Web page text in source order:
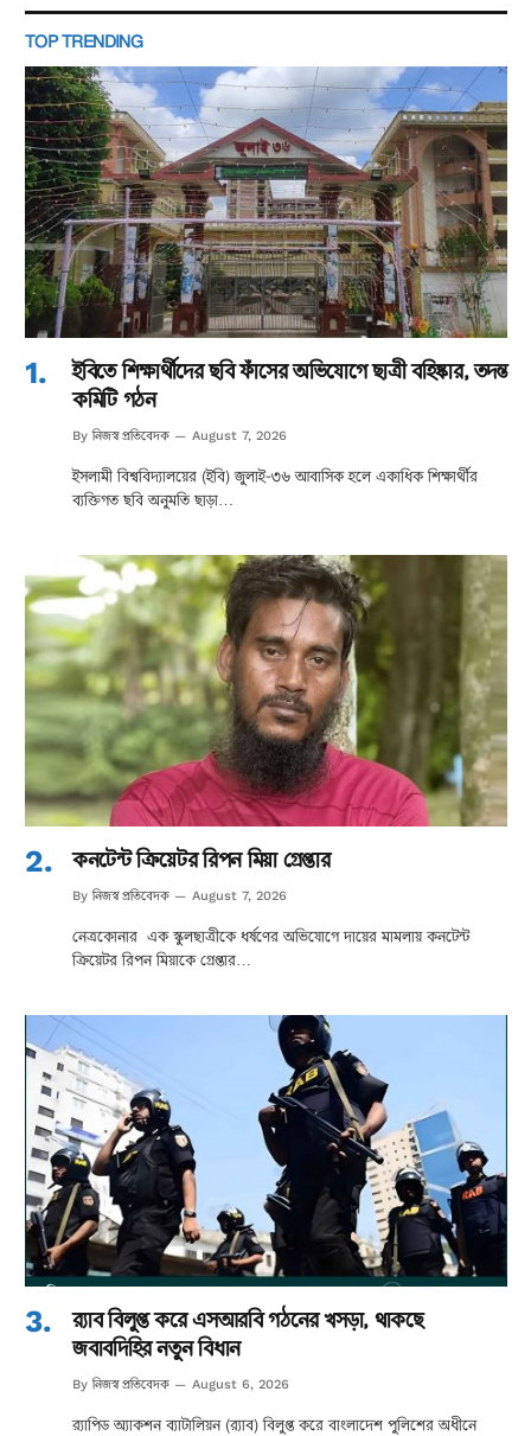
TOP TRENDING
ইবিতে শিক্ষার্থীদের ছবি ফাঁসের অভিযোগে ছাত্রী বহিষ্কার, তদন্ত
কমিটি গঠন
By নিজস্ব প্রতিবেদক August 7, 2026
ইসলামী বিশ্ববিদ্যালয়ের (ইবি) জুলাই-৩৬ আবাসিক হলে একাধিক শিক্ষার্থীর
ব্যক্তিগত ছবি অনুমতি ছাড়া…
কনটেন্ট ক্রিয়েটর রিপন মিয়া গ্রেপ্তার
By নিজস্ব প্রতিবেদক August 7, 2026
নেত্রকোনার এক স্কুলছাত্রীকে ধর্ষণের অভিযোগে দায়ের মামলায় কনটেন্ট
ক্রিয়েটর রিপন মিয়াকে গ্রেপ্তার…
র‌্যাব বিলুপ্ত করে এসআরবি গঠনের খসড়া, থাকছে
জবাবদিহির নতুন বিধান
By নিজস্ব প্রতিবেদক August 6, 2026
র‌্যাপিড অ্যাকশন ব্যাটালিয়ন (র‌্যাব) বিলুপ্ত করে বাংলাদেশ পুলিশের অধীনে